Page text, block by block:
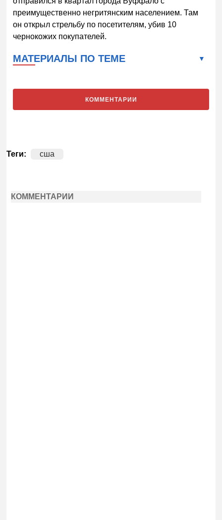
преимущественно негритянским населением. Там
он открыл стрельбу по посетителям, убив 10
чернокожих покупателей.
МАТЕРИАЛЫ ПО ТЕМЕ
КОММЕНТАРИИ
Теги: сша
КОММЕНТАРИИ